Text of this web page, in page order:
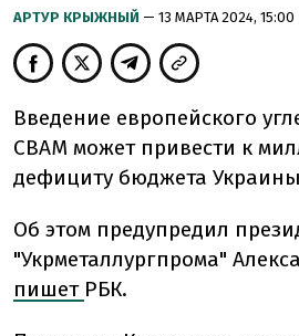
АРТУР КРЫЖНЫЙ — 13 МАРТА 2024, 15:00
Введение европейского
СВАМ может привести к
дефициту бюджета
Об этом предупредил
"Укрметаллургпрома"
пишет РБК.